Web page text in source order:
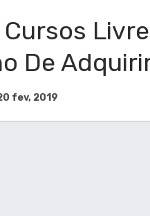
Cursos
De
fev, 2019